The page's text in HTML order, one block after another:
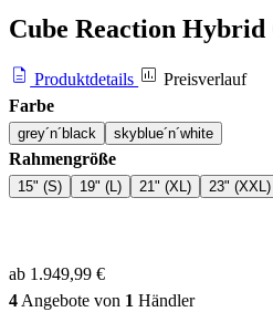
Cube Reaction Hybrid
Produktdetails
Preisverlauf
Farbe
grey´n´black skyblue´n´white
Rahmengröße
15" (S) 19" (L) 21" (XL) 23" (XXL)
ab 1.949,99 €
4 Angebote von 1 Händler